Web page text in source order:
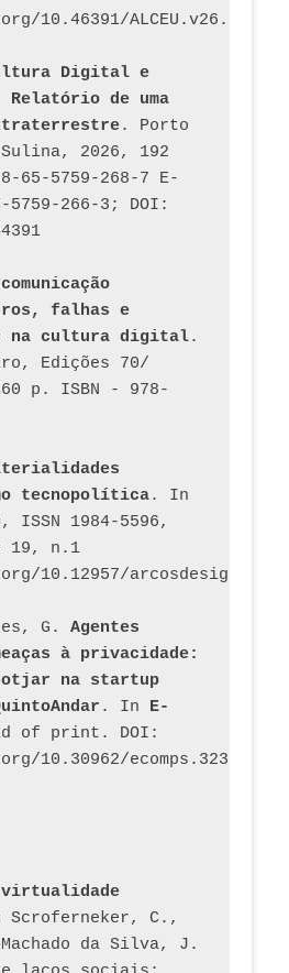
10.46391/
Digital e
Relatório de uma
. Porto
2026, 192
65-5759-268-7 E-
5759-266-3; DOI:
falhas e
na cultura digital.
Edições 70/
p. ISBN - 978-
tecnopolítica
, ISSN 1984-5596,
19, n.1
10.12957/
G. Agentes
à privacidade:
na startup
. In E-
of print. DOI:
10.30962/ecomps.3231
C.,
da Silva, J.